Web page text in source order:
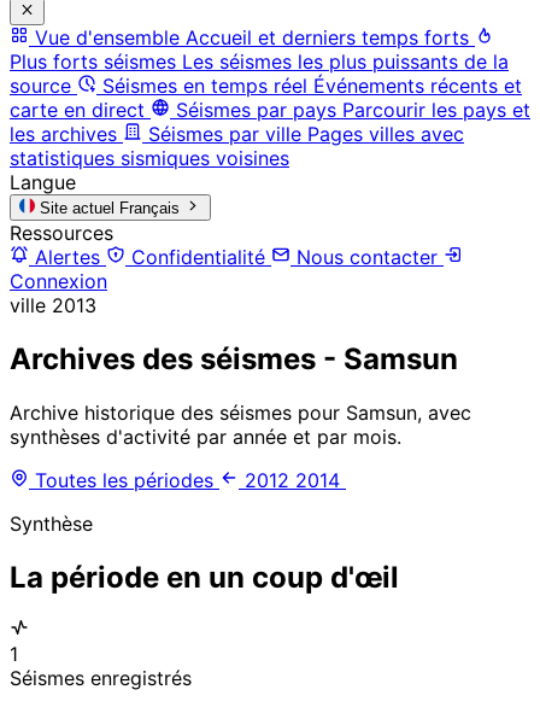
Vue d'ensemble Accueil et derniers temps forts
Plus forts séismes Les séismes les plus puissants de la
source
Séismes en temps réel Événements récents et
carte en direct
Séismes par pays Parcourir les pays et
les archives
Séismes par ville Pages villes avec
statistiques sismiques voisines
Langue
Site actuel Français
Ressources
Alertes
Confidentialité
Nous contacter
Connexion
ville 2013
Archives des séismes - Samsun
Archive historique des séismes pour Samsun, avec
synthèses d'activité par année et par mois.
Toutes les périodes
2012 2014
Synthèse
La période en un coup d'œil
1
Séismes enregistrés